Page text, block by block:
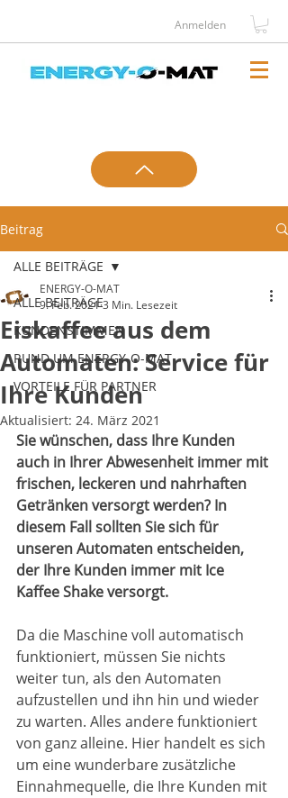
Anmelden
Beitrag
ALLE BEITRÄGE
KUNDENSTIMMEN
RUND UM ENERGY-O-MAT
VORTEILE FÜR PARTNER
ALLE BEITRÄGE
Eiskaffee aus dem
Automaten: Service für
Ihre Kunden
ENERGY-O-MAT
9. Feb. 20213 Min. Lesezeit
Aktualisiert: 24. März 2021
Sie wünschen, dass Ihre Kunden
auch in Ihrer Abwesenheit immer mit
frischen, leckeren und nahrhaften
Getränken versorgt werden? In
diesem Fall sollten Sie sich für
unseren Automaten entscheiden,
der Ihre Kunden immer mit Ice
Kaffee Shake versorgt.
Da die Maschine voll automatisch
funktioniert, müssen Sie nichts
weiter tun, als den Automaten
aufzustellen und ihn hin und wieder
zu warten. Alles andere funktioniert
von ganz alleine. Hier handelt es sich
um eine wunderbare zusätzliche
Einnahmequelle, die Ihre Kunden mit